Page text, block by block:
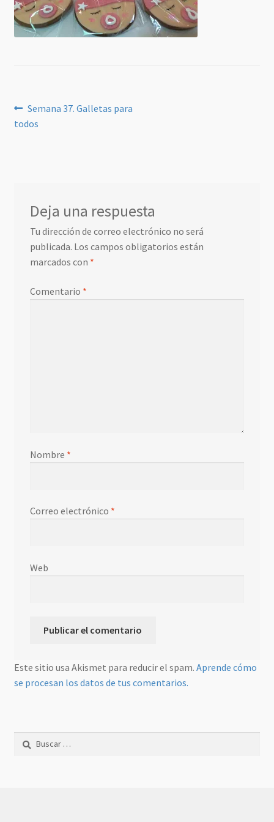
Navegación
de
Anterior:
Semana 37. Galletas para
todos
Deja una respuesta
Tu dirección de correo electrónico no será
publicada. Los campos obligatorios están
marcados con *
Comentario *
Nombre *
Correo electrónico *
Web
Este sitio usa Akismet para reducir el spam. Aprende cómo
se procesan los datos de tus comentarios.
Buscar: